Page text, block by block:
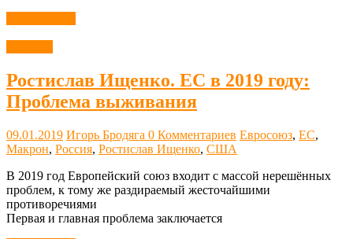
Ростислав Ищенко. ЕС в 2019 году:
Проблема выживания
09.01.2019 Игорь Бродяга 0 Комментариев Евросоюз, ЕС,
Макрон, Россия, Ростислав Ищенко, США
В 2019 год Европейский союз входит с массой нерешённых
проблем, к тому же раздираемый жесточайшими
противоречиями
Первая и главная проблема заключается